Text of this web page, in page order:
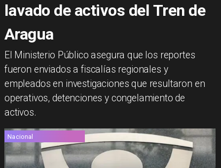
lavado de activos del Tren de
Aragua
El Ministerio Público asegura que los reportes
fueron enviados a fiscalías regionales y
empleados en investigaciones que resultaron en
operativos, detenciones y congelamiento de
activos.
Nacional